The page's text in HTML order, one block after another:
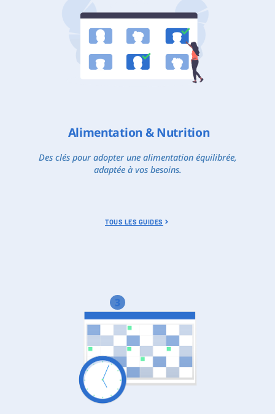
Alimentation & Nutrition
Des clés pour adopter une alimentation équilibrée,
adaptée à vos besoins.
TOUS LES GUIDES
3